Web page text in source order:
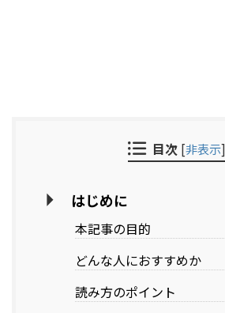
目次 [非表示]
はじめに
本記事の目的
どんな人におすすめか
読み方のポイント